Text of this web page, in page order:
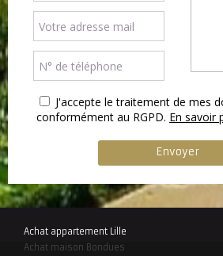
J'accepte le traitement de mes
conformément au RGPD. En savoir
Achat appartement Lille
Achat maison Bondues